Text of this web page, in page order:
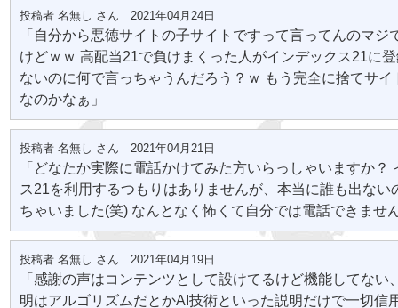
投稿者 名無し さん 2021年04月24日
「自分から悪徳サイトの子サイトですって言ってんのマジ
けどｗｗ 高配当21で負けまくった人がインデックス21に
ないのに何で言っちゃうんだろう？ｗ もう完全に捨てサイ
なのかなぁ」
投稿者 名無し さん 2021年04月21日
「どなたか実際に電話かけてみた方いらっしゃいますか？
ス21を利用するつもりはありませんが、本当に誰も出ない
ちゃいました(笑) なんとなく怖くて自分では電話できませ
投稿者 名無し さん 2021年04月19日
「感謝の声はコンテンツとして設けてるけど機能してない
明はアルゴリズムだとかAI技術といった説明だけで一切信